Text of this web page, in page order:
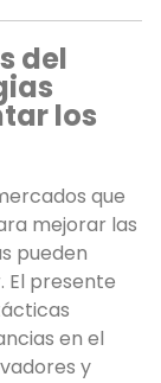
del
los
que
mejorar las
pueden
El presente
en el
y